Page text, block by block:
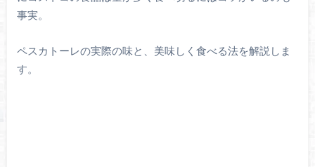
事実。
ペスカトーレの実際の味と、美味しく食べる法を解説しま
す。